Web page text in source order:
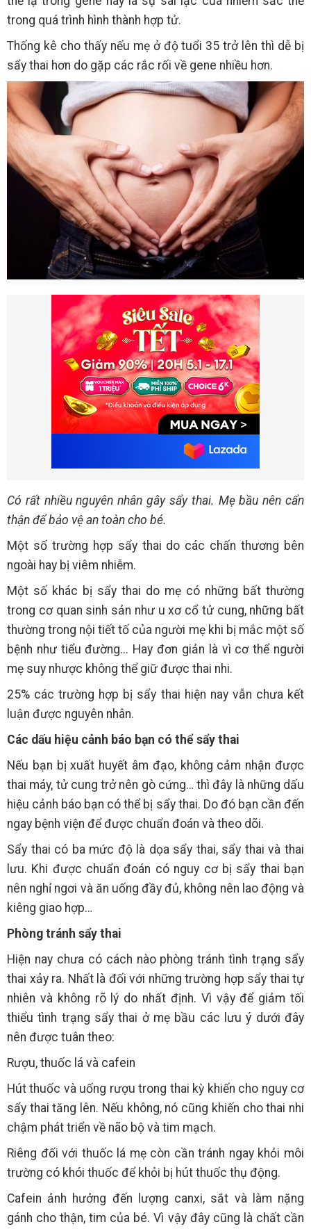
trong quá trình hình thành hợp tử.
Thống kê cho thấy nếu mẹ ở độ tuổi 35 trở lên thì dễ bị
sẩy thai hơn do gặp các rắc rối về gene nhiều hơn.
Có rất nhiều nguyên nhân gây sẩy thai. Mẹ bầu nên cẩn
thận để bảo vệ an toàn cho bé.
Một số trường hợp sẩy thai do các chấn thương bên
ngoài hay bị viêm nhiễm.
Một số khác bị sẩy thai do mẹ có những bất thường
trong cơ quan sinh sản như u xơ cổ tử cung, những bất
thường trong nội tiết tố của người mẹ khi bị mắc một số
bệnh như tiểu đường... Hay đơn giản là vì cơ thể người
mẹ suy nhược không thể giữ được thai nhi.
25% các trường hợp bị sẩy thai hiện nay vẫn chưa kết
luận được nguyên nhân.
Các dấu hiệu cảnh báo bạn có thể sẩy thai
Nếu bạn bị xuất huyết âm đạo, không cảm nhận được
thai máy, tử cung trở nên gò cứng… thì đây là những dấu
hiệu cảnh báo bạn có thể bị sẩy thai. Do đó bạn cần đến
ngay bệnh viện để được chuẩn đoán và theo dõi.
Sẩy thai có ba mức độ là dọa sẩy thai, sẩy thai và thai
lưu. Khi được chuẩn đoán có nguy cơ bị sẩy thai bạn
nên nghỉ ngơi và ăn uống đầy đủ, không nên lao động và
kiêng giao hợp…
Phòng tránh sẩy thai
Hiện nay chưa có cách nào phòng tránh tình trạng sẩy
thai xảy ra. Nhất là đối với những trường hợp sẩy thai tự
nhiên và không rõ lý do nhất định. Vì vậy để giảm tối
thiểu tình trạng sẩy thai ở mẹ bầu các lưu ý dưới đây
nên được tuân theo:
Rượu, thuốc lá và cafein
Hút thuốc và uống rượu trong thai kỳ khiến cho nguy cơ
sẩy thai tăng lên. Nếu không, nó cũng khiến cho thai nhi
chậm phát triển về não bộ và tim mạch.
Riêng đối với thuốc lá mẹ còn cần tránh ngay khỏi môi
trường có khói thuốc để khỏi bị hút thuốc thụ động.
Cafein ảnh hưởng đến lượng canxi, sắt và làm nặng
gánh cho thận, tim của bé. Vì vậy đây cũng là chất cần